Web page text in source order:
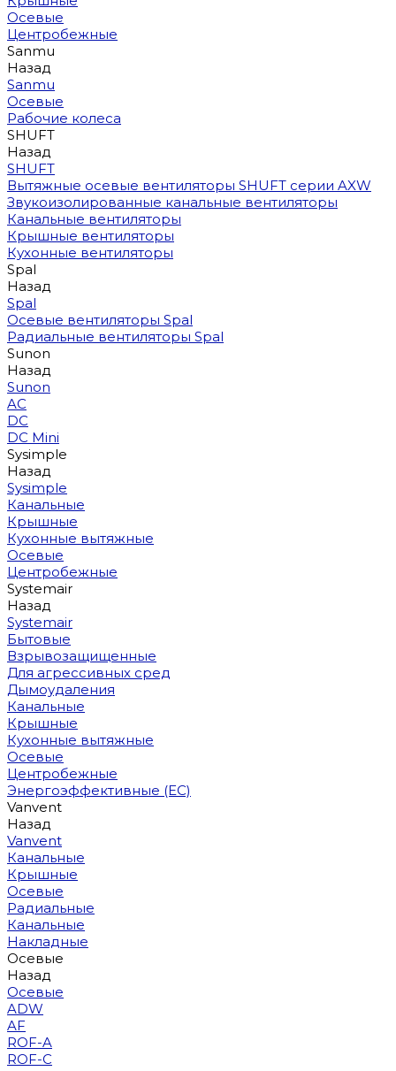
Осевые
Центробежные
Sanmu
Назад
Sanmu
Осевые
Рабочие колеса
SHUFT
Назад
SHUFT
Вытяжные осевые вентиляторы SHUFT серии AXW
Звукоизолированные канальные вентиляторы
Канальные вентиляторы
Крышные вентиляторы
Кухонные вентиляторы
Spal
Назад
Spal
Осевые вентиляторы Spal
Радиальные вентиляторы Spal
Sunon
Назад
Sunon
AC
DC
DC Mini
Sysimple
Назад
Sysimple
Канальные
Крышные
Кухонные вытяжные
Осевые
Центробежные
Systemair
Назад
Systemair
Бытовые
Взрывозащищенные
Для агрессивных сред
Дымоудаления
Канальные
Крышные
Кухонные вытяжные
Осевые
Центробежные
Энергоэффективные (EC)
Vanvent
Назад
Vanvent
Канальные
Крышные
Осевые
Радиальные
Канальные
Накладные
Осевые
Назад
Осевые
ADW
AF
ROF-A
ROF-C